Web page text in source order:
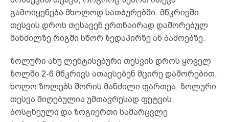
გამოიყენება მხოლოდ სათბურებში. მწკრივში
თესვის დროს თესავენ ერთნაირად დაშორებულ
მანძილზე რიგში სწორ ზედაპირზე ან ბაძოებზე.
ზოლური ანუ ლენტისებური თესვის დროს ყოველ
ზოლში 2-6 მწკრივს ათავსებენ მცირე დაშორებით,
ხოლო ზოლებს შორის მანძილი ფართეა. ზოლური
თესვა მიღებულია უმთავრესად ფეტვის,
ბოსტნეული და ზოგიერთი სამარცვლე